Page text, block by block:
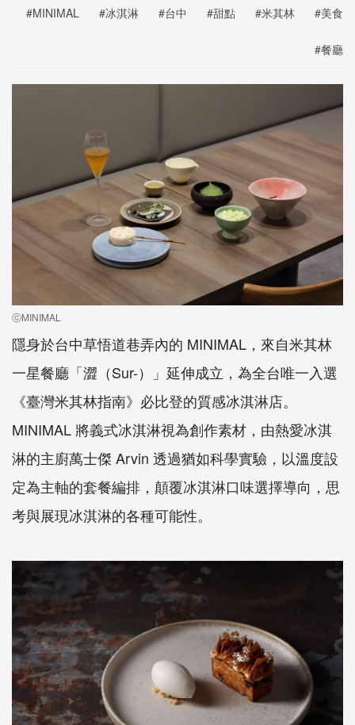
#MINIMAL #冰淇淋 #台中 #甜點 #米其林 #美食
#餐廳
ⓒMINIMAL
隱身於台中草悟道巷弄內的 MINIMAL，來自米其林
一星餐廳「澀（Sur-）」延伸成立，為全台唯一入選
《臺灣米其林指南》必比登的質感冰淇淋店。
MINIMAL 將義式冰淇淋視為創作素材，由熱愛冰淇
淋的主廚萬士傑 Arvin 透過猶如科學實驗，以溫度設
定為主軸的套餐編排，顛覆冰淇淋口味選擇導向，思
考與展現冰淇淋的各種可能性。